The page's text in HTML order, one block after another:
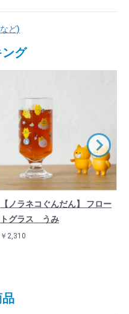
ど)
グ
【ノラネコぐんだん】 フロー
トグラス うみ
￥2,310